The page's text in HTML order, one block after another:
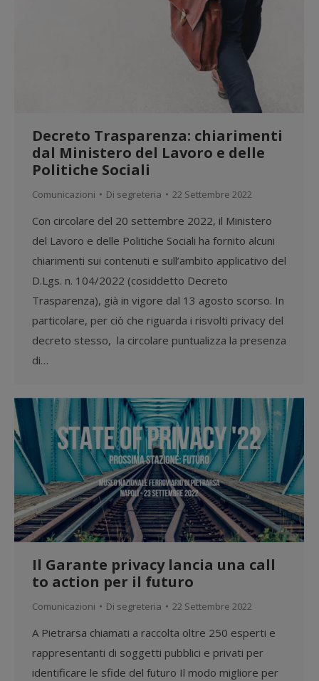
Decreto Trasparenza: chiarimenti
dal Ministero del Lavoro e delle
Politiche Sociali
Comunicazioni Di segreteria 22 Settembre 2022
Con circolare del 20 settembre 2022, il Ministero
del Lavoro e delle Politiche Sociali ha fornito alcuni
chiarimenti sui contenuti e sull’ambito applicativo del
D.Lgs. n. 104/2022 (cosiddetto Decreto
Trasparenza), già in vigore dal 13 agosto scorso. In
particolare, per ciò che riguarda i risvolti privacy del
decreto stesso, la circolare puntualizza la presenza
di…
Il Garante privacy lancia una call
to action per il futuro
Comunicazioni Di segreteria 22 Settembre 2022
A Pietrarsa chiamati a raccolta oltre 250 esperti e
rappresentanti di soggetti pubblici e privati per
identificare le sfide del futuro Il modo migliore per